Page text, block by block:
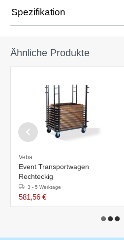
Spezifikation
Ähnliche Produkte
Veba
Event Transportwagen
Rechteckig
3 - 5 Werktage
581,56 €